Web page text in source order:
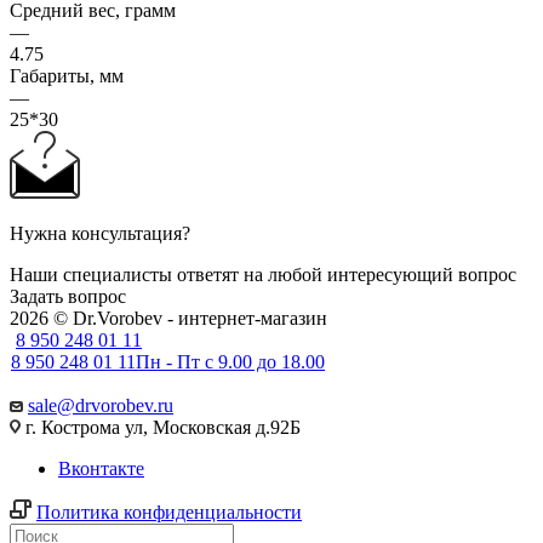
Средний вес, грамм
—
4.75
Габариты, мм
—
25*30
Нужна консультация?
Наши специалисты ответят на любой интересующий вопрос
Задать вопрос
2026 © Dr.Vorobev - интернет-магазин
8 950 248 01 11
8 950 248 01 11Пн - Пт с 9.00 до 18.00
sale@drvorobev.ru
г. Кострома ул, Московская д.92Б
Вконтакте
Политика конфиденциальности